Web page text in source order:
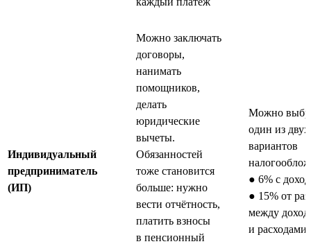
Индивидуальный
предприниматель
(ИП)
Можно заключать
договоры,
нанимать
помощников,
делать
юридические
вычеты.
Обязанностей
тоже становится
больше: нужно
вести отчётность,
платить взносы
в пенсионный
Можно
один из двух
вариантов
● 6% с
● 15% от
между
и расходами